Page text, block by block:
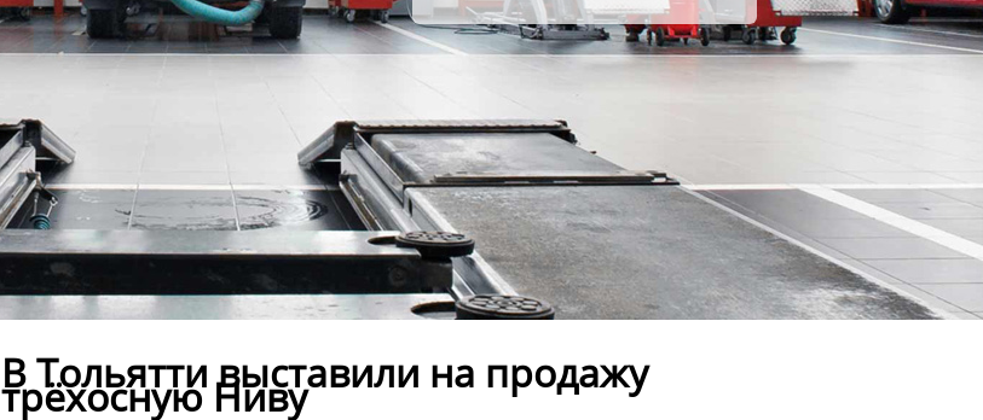
В Тольятти выставили на продажу
трёхосную Ниву